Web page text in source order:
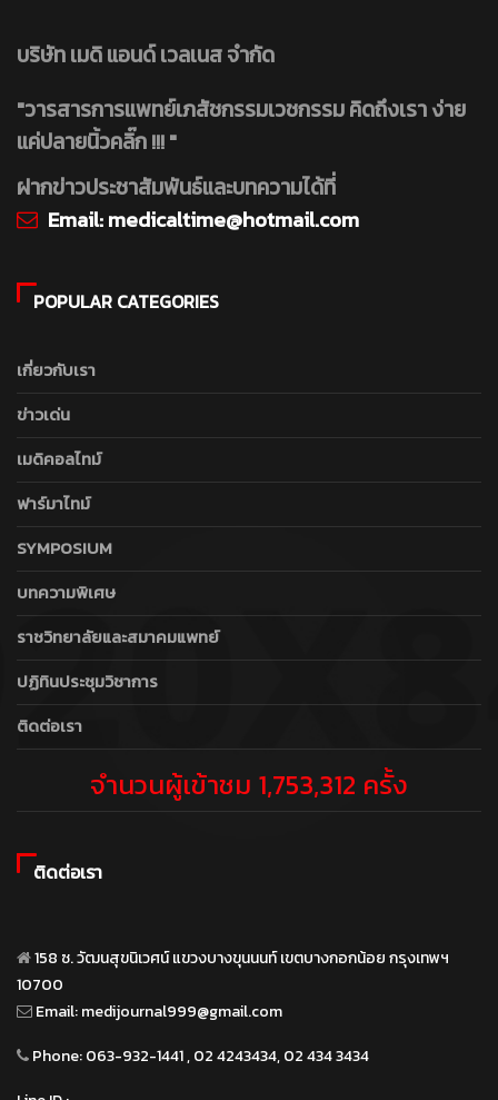
บริษัท เมดิ แอนด์ เวลเนส จำกัด
"วารสารการแพทย์เภสัชกรรมเวชกรรม คิดถึงเรา ง่าย
แค่ปลายนิ้วคลิ๊ก !!! "
ฝากข่าวประชาสัมพันธ์และบทความได้ที่
Email:medicaltime@hotmail.com
POPULAR CATEGORIES
เกี่ยวกับเรา
ข่าวเด่น
เมดิคอลไทม์
ฟาร์มาไทม์
SYMPOSIUM
บทความพิเศษ
ราชวิทยาลัยและสมาคมแพทย์
ปฏิทินประชุมวิชาการ
ติดต่อเรา
จำนวนผู้เข้าชม 1,753,312 ครั้ง
ติดต่อเรา
158 ซ. วัฒนสุขนิเวศน์ แขวงบางขุนนนท์ เขตบางกอกน้อย กรุงเทพฯ
10700
Email:medijournal999@gmail.com
Phone:063-932-1441 , 02 4243434, 02 434 3434